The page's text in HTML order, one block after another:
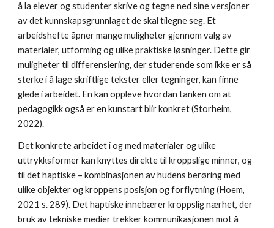
å la elever og studenter skrive og tegne ned sine versjoner
av det kunnskapsgrunnlaget de skal tilegne seg. Et
arbeidshefte åpner mange muligheter gjennom valg av
materialer, utforming og ulike praktiske løsninger. Dette gir
muligheter til differensiering, der studerende som ikke er så
sterke i å lage skriftlige tekster eller tegninger, kan finne
glede i arbeidet. En kan oppleve hvordan tanken om at
pedagogikk også er en kunstart blir konkret (Storheim,
2022).
Det konkrete arbeidet i og med materialer og ulike
uttrykksformer kan knyttes direkte til kroppslige minner, og
til det haptiske – kombinasjonen av hudens berøring med
ulike objekter og kroppens posisjon og forflytning (Hoem,
2021 s. 289). Det haptiske innebærer kroppslig nærhet, der
bruk av tekniske medier trekker kommunikasjonen mot å